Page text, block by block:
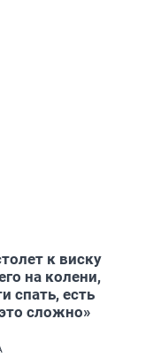
к виску
на колени,
спать, есть
сложно»